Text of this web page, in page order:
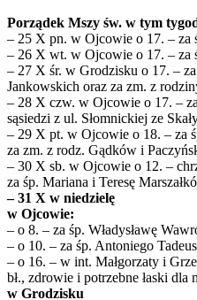
Porządek Mszy św. w tym
– 25 X pn. w Ojcowie o 17. – za
– 26 X wt. w Ojcowie o 17. – za
– 27 X śr. w Grodzisku o 17. –
Jankowskich oraz za zm. z
– 28 X czw. w Ojcowie o 17. –
sąsiedzi z ul. Słomnickiej ze
– 29 X pt. w Ojcowie o 18. – za
za zm. z rodz. Gądków i
– 30 X sb. w Ojcowie o 12. –
za śp. Mariana i Teresę
– 31 X w niedzielę
w Ojcowie:
– o 8. – za śp. Władysławę
– o 10. – za śp. Antoniego
– o 16. – w int. Małgorzaty i
bł., zdrowie i potrzebne łaski dla
w Grodzisku